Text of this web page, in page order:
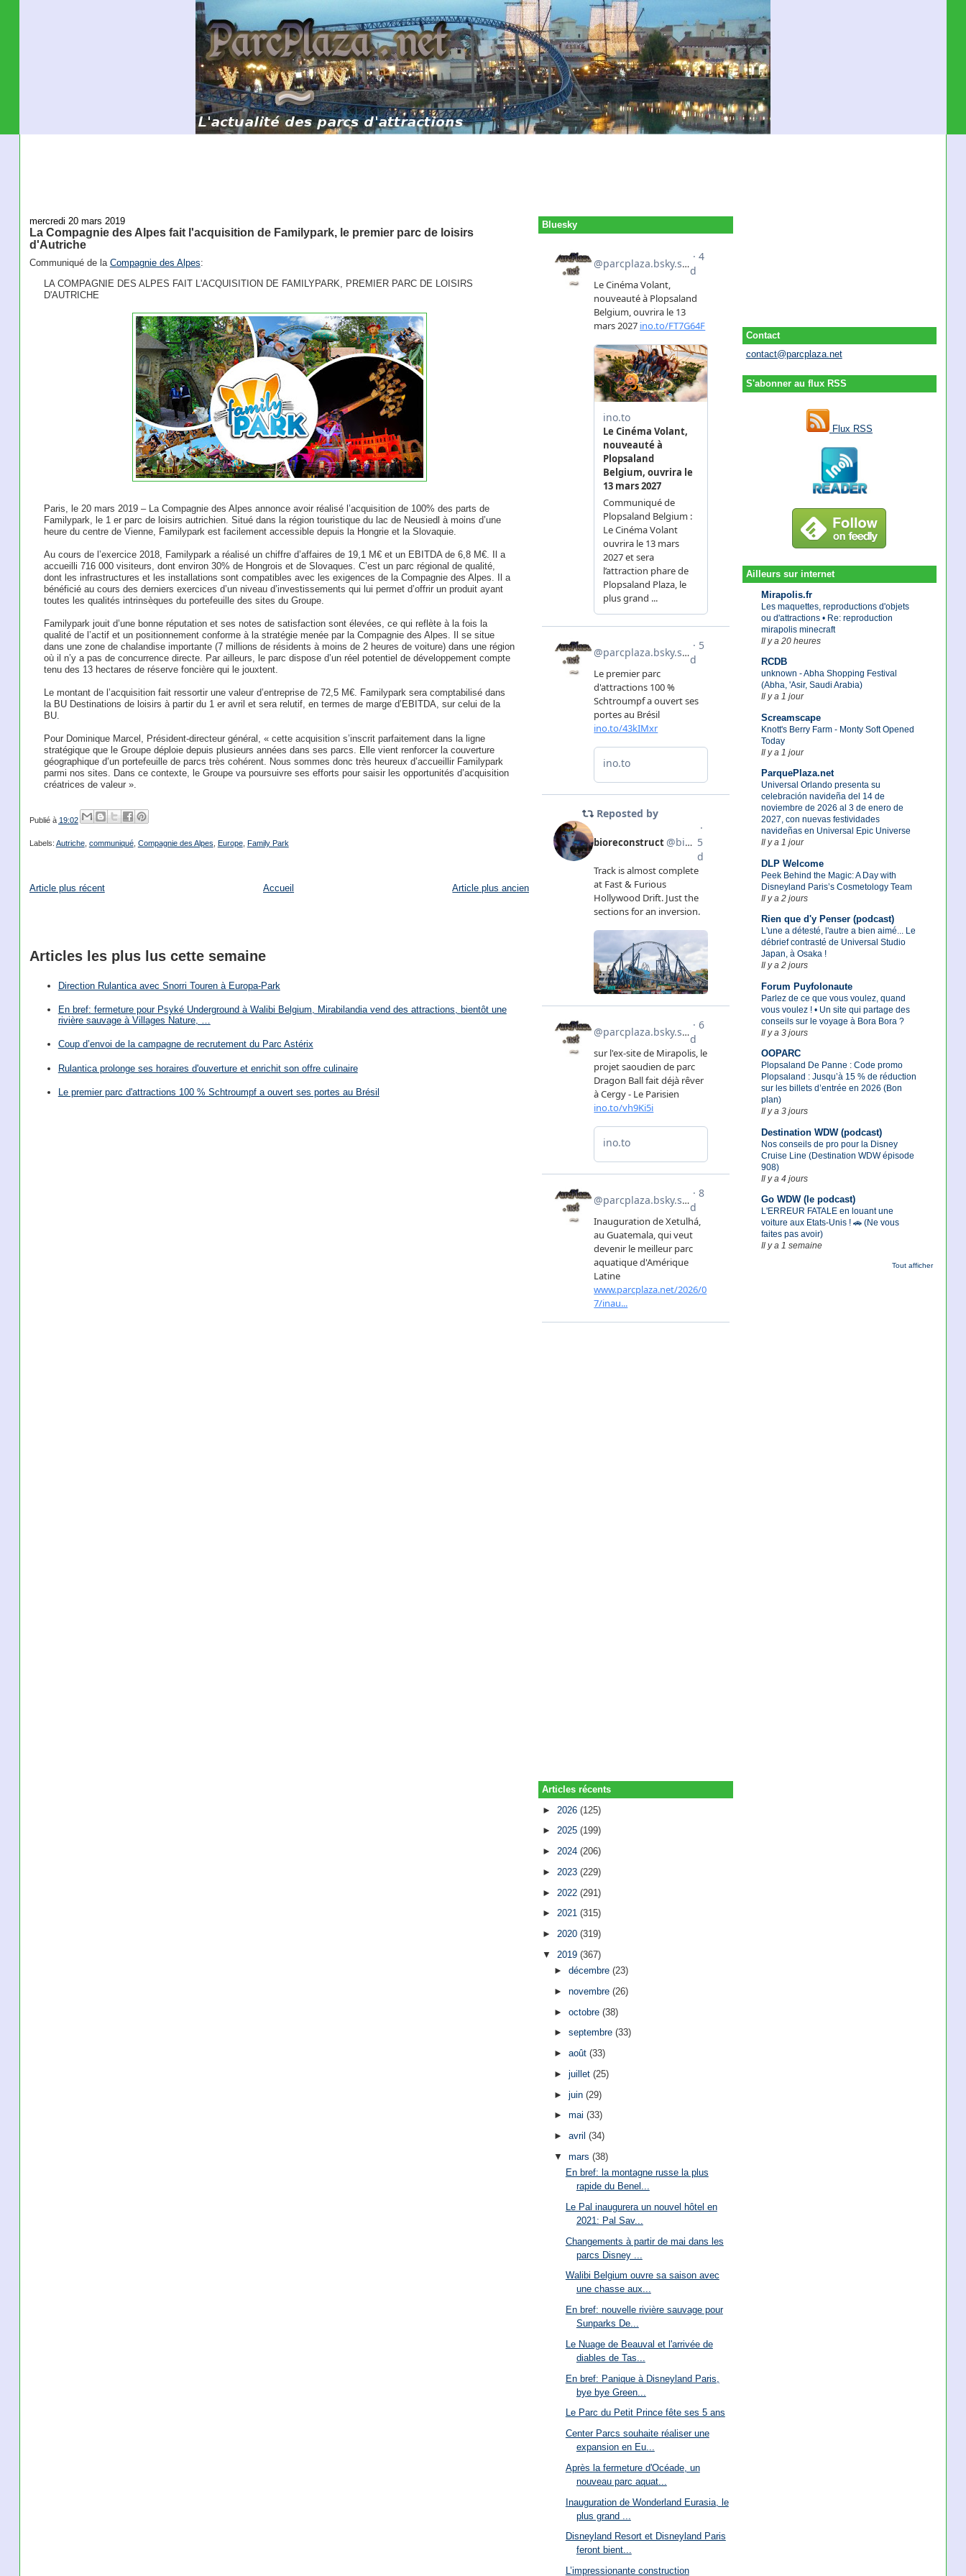
Contact
contact@parcplaza.net
S'abonner au flux RSS
Flux RSS
Ailleurs sur internet
Mirapolis.fr
Les maquettes, reproductions d'objets
ou d'attractions • Re: reproduction
mirapolis minecraft
Il y a 20 heures
RCDB
unknown - Abha Shopping Festival
(Abha, 'Asir, Saudi Arabia)
Il y a 1 jour
Screamscape
Knott's Berry Farm - Monty Soft Opened
Today
Il y a 1 jour
ParquePlaza.net
Universal Orlando presenta su
celebración navideña del 14 de
noviembre de 2026 al 3 de enero de
2027, con nuevas festividades
navideñas en Universal Epic Universe
Il y a 1 jour
DLP Welcome
Peek Behind the Magic: A Day with
Disneyland Paris’s Cosmetology Team
Il y a 2 jours
Rien que d'y Penser (podcast)
L'une a détesté, l'autre a bien aimé... Le
débrief contrasté de Universal Studio
Japan, à Osaka !
Il y a 2 jours
Forum Puyfolonaute
Parlez de ce que vous voulez, quand
vous voulez ! • Un site qui partage des
conseils sur le voyage à Bora Bora ?
Il y a 3 jours
OOPARC
Plopsaland De Panne : Code promo
Plopsaland : Jusqu’à 15 % de réduction
sur les billets d’entrée en 2026 (Bon
plan)
Il y a 3 jours
Destination WDW (podcast)
Nos conseils de pro pour la Disney
Cruise Line (Destination WDW épisode
908)
Il y a 4 jours
Go WDW (le podcast)
L'ERREUR FATALE en louant une
voiture aux Etats-Unis ! 🚗 (Ne vous
faites pas avoir)
Il y a 1 semaine
Tout afficher
mercredi 20 mars 2019
La Compagnie des Alpes fait l'acquisition de Familypark, le premier parc de loisirs
d'Autriche
Communiqué de la Compagnie des Alpes:
LA COMPAGNIE DES ALPES FAIT L'ACQUISITION DE FAMILYPARK, PREMIER PARC DE LOISIRS
D'AUTRICHE
Paris, le 20 mars 2019 – La Compagnie des Alpes annonce avoir réalisé l’acquisition de 100% des parts de
Familypark, le 1 er parc de loisirs autrichien. Situé dans la région touristique du lac de Neusiedl à moins d’une
heure du centre de Vienne, Familypark est facilement accessible depuis la Hongrie et la Slovaquie.
Au cours de l’exercice 2018, Familypark a réalisé un chiffre d’affaires de 19,1 M€ et un EBITDA de 6,8 M€. Il a
accueilli 716 000 visiteurs, dont environ 30% de Hongrois et de Slovaques. C’est un parc régional de qualité,
dont les infrastructures et les installations sont compatibles avec les exigences de la Compagnie des Alpes. Il a
bénéficié au cours des derniers exercices d’un niveau d’investissements qui lui permet d’offrir un produit ayant
toutes les qualités intrinsèques du portefeuille des sites du Groupe.
Familypark jouit d’une bonne réputation et ses notes de satisfaction sont élevées, ce qui reflète à la fois la
qualité de l’actif et un positionnement conforme à la stratégie menée par la Compagnie des Alpes. Il se situe
dans une zone de chalandise importante (7 millions de résidents à moins de 2 heures de voiture) dans une région
où il n’y a pas de concurrence directe. Par ailleurs, le parc dispose d’un réel potentiel de développement compte
tenu des 13 hectares de réserve foncière qui le jouxtent.
Le montant de l’acquisition fait ressortir une valeur d’entreprise de 72,5 M€. Familypark sera comptabilisé dans
la BU Destinations de loisirs à partir du 1 er avril et sera relutif, en termes de marge d’EBITDA, sur celui de la
BU.
Pour Dominique Marcel, Président-directeur général, « cette acquisition s’inscrit parfaitement dans la ligne
stratégique que le Groupe déploie depuis plusieurs années dans ses parcs. Elle vient renforcer la couverture
géographique d’un portefeuille de parcs très cohérent. Nous sommes donc très heureux d’accueillir Familypark
parmi nos sites. Dans ce contexte, le Groupe va poursuivre ses efforts pour saisir les opportunités d’acquisition
créatrices de valeur ».
Publié à 19:02
Labels: Autriche, communiqué, Compagnie des Alpes, Europe, Family Park
Article plus récent Article plus ancien
Accueil
Articles les plus lus cette semaine
Direction Rulantica avec Snorri Touren à Europa-Park
En bref: fermeture pour Psyké Underground à Walibi Belgium, Mirabilandia vend des attractions, bientôt une
rivière sauvage à Villages Nature, …
Coup d’envoi de la campagne de recrutement du Parc Astérix
Rulantica prolonge ses horaires d'ouverture et enrichit son offre culinaire
Le premier parc d'attractions 100 % Schtroumpf a ouvert ses portes au Brésil
Bluesky
Articles récents
► 2026(125)
►2025(199)
►2024(206)
► 2023(229)
► 2022(291)
►2021(315)
►2020(319)
▼ 2019(367)
► décembre (23)
► novembre (26)
► octobre (38)
► septembre (33)
► août (33)
► juillet (25)
► juin (29)
► mai (33)
► avril (34)
▼ mars (38)
En bref: la montagne russe la plus
rapide du Benel...
Le Pal inaugurera un nouvel hôtel en
2021: Pal Sav...
Changements à partir de mai dans les
parcs Disney ...
Walibi Belgium ouvre sa saison avec
une chasse aux...
En bref: nouvelle rivière sauvage pour
Sunparks De...
Le Nuage de Beauval et l'arrivée de
diables de Tas...
En bref: Panique à Disneyland Paris,
bye bye Green...
Le Parc du Petit Prince fête ses 5 ans
Center Parcs souhaite réaliser une
expansion en Eu...
Après la fermeture d'Océade, un
nouveau parc aquat...
Inauguration de Wonderland Eurasia, le
plus grand ...
Disneyland Resort et Disneyland Paris
feront bient...
L’impressionante construction